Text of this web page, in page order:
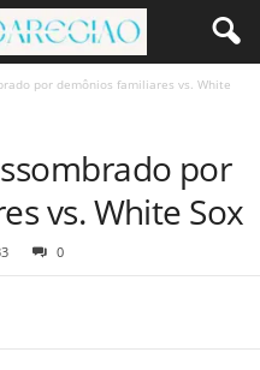
por demônios familiares vs. White
por
vs. White Sox
0